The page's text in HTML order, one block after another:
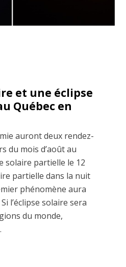
et une éclipse
Québec en
auront deux rendez-
du mois d’août au
solaire partielle le 12
partielle dans la nuit
phénomène aura
l’éclipse solaire sera
du monde,